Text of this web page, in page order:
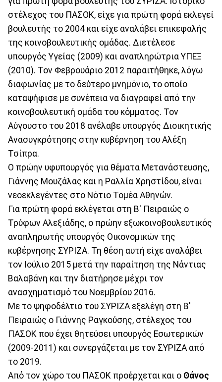
στέλεχος του ΠΑΣΟΚ, είχε για πρώτη φορά εκλεγεί
βουλευτής το 2004 και είχε αναλάβει επικεφαλής
της κοινοβουλευτικής ομάδας. Διετέλεσε
υπουργός Υγείας (2009) και αναπληρώτρια ΥΠΕΞ
(2010). Τον Φεβρουάριο 2012 παραιτήθηκε, λόγω
διαφωνίας με το δεύτερο μνημόνιο, το οποίο
καταψήφισε με συνέπεια να διαγραφεί από την
κοινοβουλευτική ομάδα του κόμματος. Τον
Αύγουστο του 2018 ανέλαβε υπουργός Διοικητικής
Ανασυγκρότησης στην κυβέρνηση του Αλέξη
Τσίπρα.
Ο πρώην υφυπουργός για θέματα Μετανάστευσης,
Γιάννης Μουζάλας και η Ραλλία Χρηστίδου, είναι
νεοεκλεγέντες στο Νότιο Τομέα Αθηνών.
Για πρώτη φορά εκλέγεται στη Β' Πειραιώς ο
Τρύφων Αλεξιάδης, ο πρώην εξωκοινοβουλευτικός
αναπληρωτής υπουργός Οικονομικών της
κυβέρνησης ΣΥΡΙΖΑ. Τη θέση αυτή είχε αναλάβει
τον Ιούλιο 2015 μετά την παραίτηση της Νάντιας
Βαλαβάνη και την διατήρησε μέχρι τον
ανασχηματισμό του Νοεμβρίου 2016.
Με το ψηφοδέλτιο του ΣΥΡΙΖΑ εξελέγη στη Β'
Πειραιώς ο Γιάννης Ραγκούσης, στέλεχος του
ΠΑΣΟΚ που έχει θητεύσει υπουργός Εσωτερικών
(2009-2011) και συνεργάζεται με τον ΣΥΡΙΖΑ από
το 2019.
Από τον χώρο του ΠΑΣΟΚ προέρχεται και ο Θάνος